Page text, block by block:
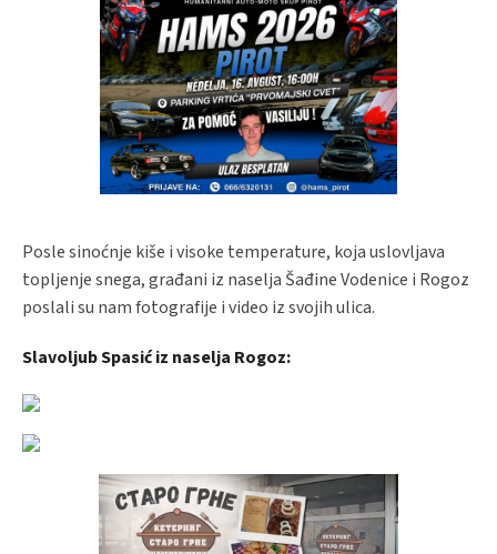
Posle sinoćnje kiše i visoke temperature, koja uslovljava
topljenje snega, građani iz naselja Šađine Vodenice i Rogoz
poslali su nam fotografije i video iz svojih ulica.
Slavoljub Spasić iz naselja Rogoz: